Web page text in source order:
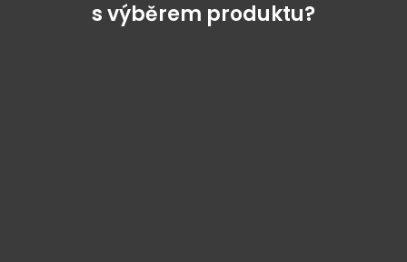
s výběrem produktu?